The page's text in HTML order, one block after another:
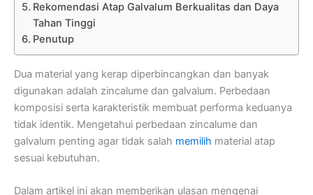
Rekomendasi Atap Galvalum Berkualitas dan Daya
Tahan Tinggi
Penutup
Dua material yang kerap diperbincangkan dan banyak
digunakan adalah zincalume dan galvalum. Perbedaan
komposisi serta karakteristik membuat performa keduanya
tidak identik. Mengetahui perbedaan zincalume dan
galvalum penting agar tidak salah memilih material atap
sesuai kebutuhan.
Dalam artikel ini akan memberikan ulasan mengenai